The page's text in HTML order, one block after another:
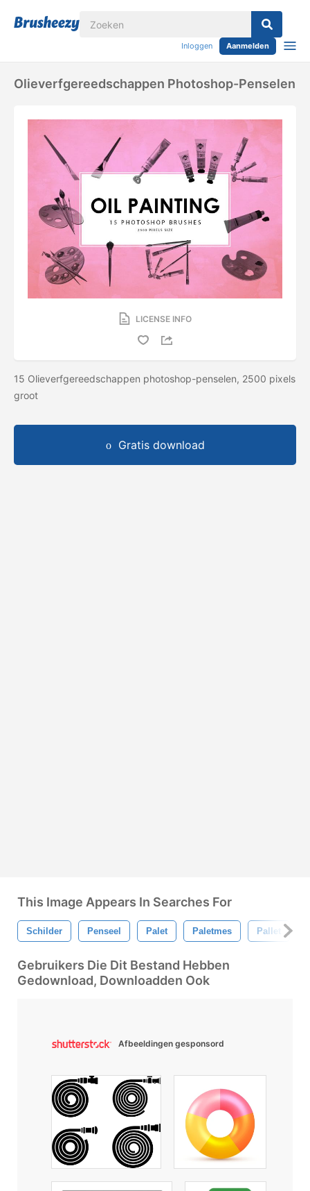
Inloggen Aanmelden
Olieverfgereedschappen Photoshop-Penselen
LICENSE INFO
15 Olieverfgereedschappen photoshop-penselen, 2500 pixels
groot
Gratis download
This Image Appears In Searches For
Schilder Penseel Palet Paletmes Pallet
Gebruikers Die Dit Bestand Hebben
Gedownload, Downloadden Ook
Afbeeldingen gesponsord